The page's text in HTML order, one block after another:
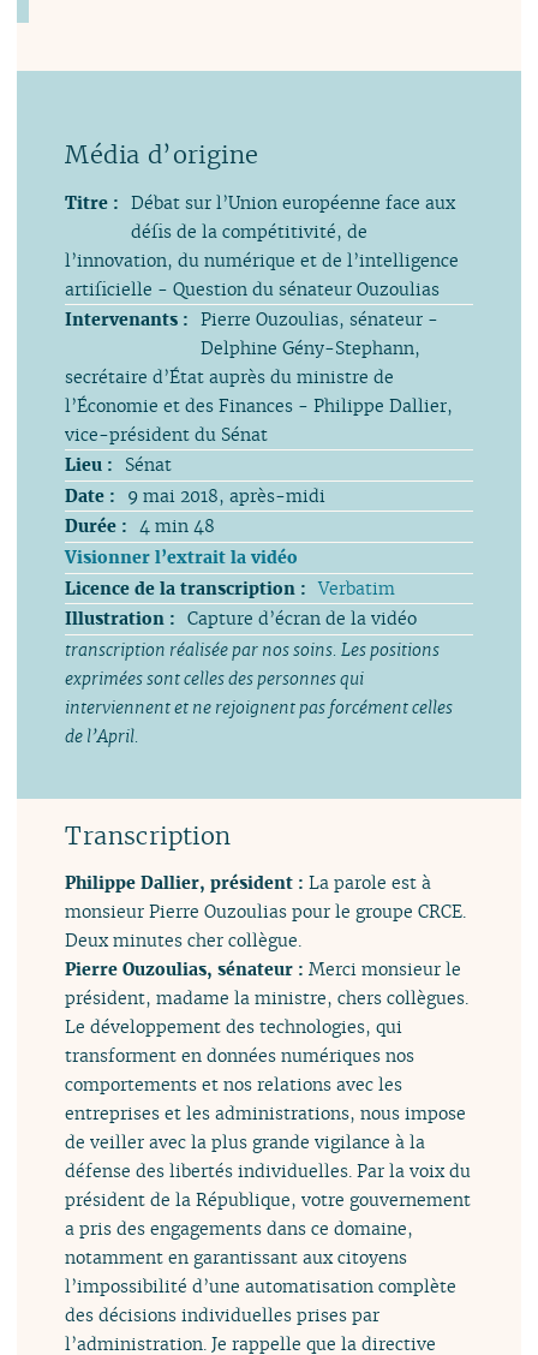
Titre : Débat sur l’Union européenne face aux
défis de la compétitivité, de
l’innovation, du numérique et de l’intelligence
artificielle - Question du sénateur Ouzoulias
Intervenants : Pierre Ouzoulias, sénateur -
Delphine Gény-Stephann,
secrétaire d’État auprès du ministre de
l’Économie et des Finances - Philippe Dallier,
vice-président du Sénat
Lieu :
Sénat
Date :
9 mai 2018, après-midi
Durée : 4 min 48
Visionner l’extrait la vidéo
Licence de la transcription : Verbatim
Illustration : Capture d’écran de la vidéo
transcription réalisée par nos soins. Les positions
exprimées sont celles des personnes qui
interviennent et ne rejoignent pas forcément celles
de l’April.
Transcription
Philippe Dallier, président :La parole est à
monsieur Pierre Ouzoulias pour le groupe CRCE.
Deux minutes cher collègue.
Pierre Ouzoulias, sénateur :Merci monsieur le
président, madame la ministre, chers collègues.
Le développement des technologies, qui
transforment en données numériques nos
comportements et nos relations avec les
entreprises et les administrations, nous impose
de veiller avec la plus grande vigilance à la
défense des libertés individuelles. Par la voix du
président de la République, votre gouvernement
a pris des engagements dans ce domaine,
notamment en garantissant aux citoyens
l’impossibilité d’une automatisation complète
des décisions individuelles prises par
l’administration. Je rappelle que la directive